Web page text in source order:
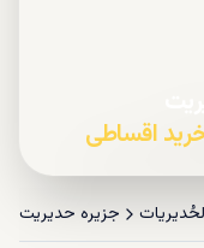
جزیره حدیریت